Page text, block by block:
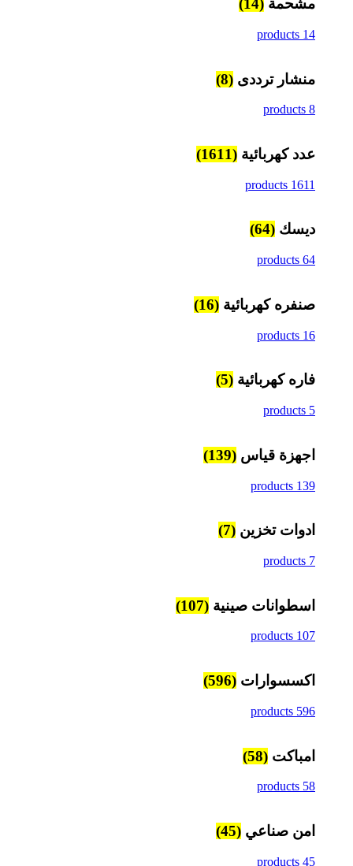
مشحمة (14)
14 products
منشار ترددى (8)
8 products
عدد كهربائية (1611)
1611 products
ديسك (64)
64 products
صنفره كهربائية (16)
16 products
فاره كهربائية (5)
5 products
اجهزة قياس (139)
139 products
ادوات تخزين (7)
7 products
اسطوانات صينية (107)
107 products
اكسسوارات (596)
596 products
امباكت (58)
58 products
امن صناعي (45)
45 products